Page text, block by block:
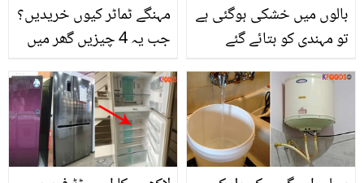
مہنگے ٹماٹر کیوں خریدیں؟
جب یہ 4 چیزیں گھر میں
انہی سے تیار کرلیں، جس
سے ہو بچت بھی اور کھانے
میں ذائقہ بھی
بالوں میں خشکی ہوگئی ہے
تو مہندی کو بتائے گئے
اور پائیں بالوں کے 3 بڑے
مسائل کا حل